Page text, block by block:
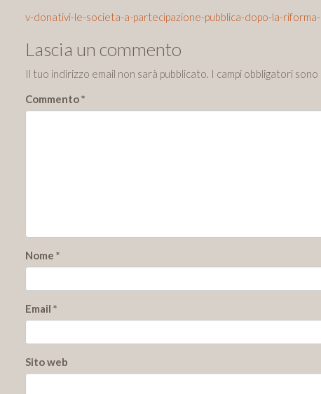
v-donativi-le-societa-a-partecipazione-pubblica-dopo-la-
Lascia un commento
Il tuo indirizzo email non sarà pubblicato. I campi obbligatori
Commento*
Nome *
Email *
Sito web